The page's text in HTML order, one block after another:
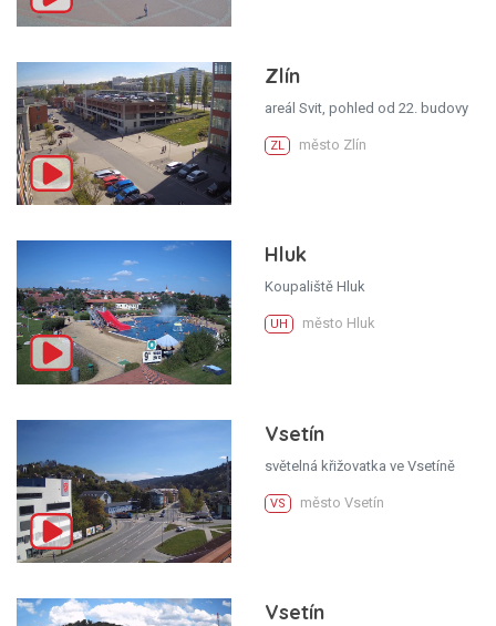
Zlín
areál Svit, pohled od 22. budovy
ZL město Zlín
Hluk
Koupaliště Hluk
UH město Hluk
Vsetín
světelná křižovatka ve Vsetíně
VS město Vsetín
Vsetín